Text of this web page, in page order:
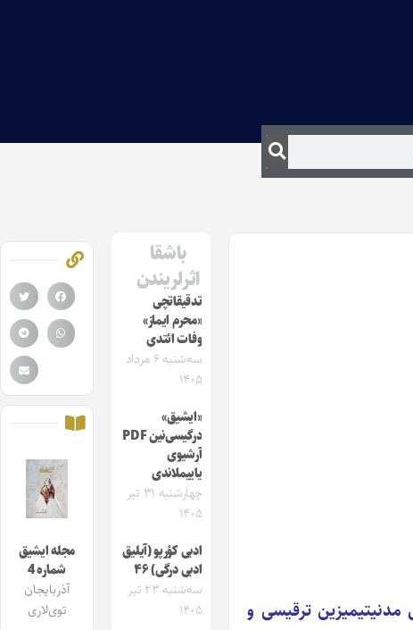
مدنیتیمیزین ترقیسی و
باشقا
اثرلریندن
تدقیقاتچی
«محرم ایماز»
وفات ائتدی
سه‌شنبه ۶ مرداد
۱۴۰۵
«ایشیق»
درگیسی‌نین PDF
آرشیوی
یاییملاندی
چهارشنبه ۳۱ تیر
۱۴۰۵
ادبی کؤرپو (آیلیق
ادبی درگی) ۴۶
سه‌شنبه ۲۳ تیر
۱۴۰۵
مجله ایشیق
شماره 4
آذربایجان
توی‌لاری